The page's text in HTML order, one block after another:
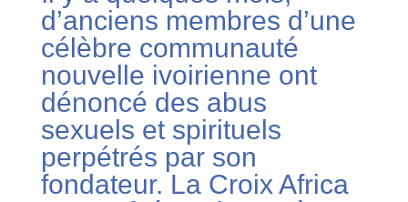
d’anciens membres d’une
célèbre communauté
nouvelle ivoirienne ont
dénoncé des abus
sexuels et spirituels
perpétrés par son
fondateur. La Croix Africa